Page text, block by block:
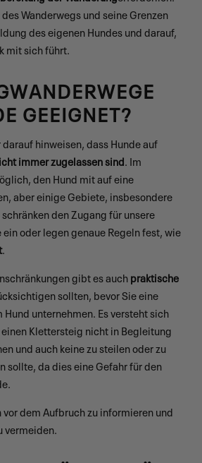
Wanderwegs und seine Grenzen
des eigenen Hundes und darauf,
mit sich führt.
GEEIGNET?
hinweisen, dass Hunde auf
immer zugelassen sind. Im
den Hund mit auf eine
aber einige Gebiete, insbesondere
schränken den Zugang für unsere
oder legen genaue Regeln fest, wie
.
gibt es auchpraktische
sollten, bevor Sie eine
unternehmen. Es versteht sich
Klettersteig nicht in Begleitung
und auch keine zu steilen oder zu
sollte, da dies eine Gefahr für den
dem Aufbruch zu informieren und
vermeiden.